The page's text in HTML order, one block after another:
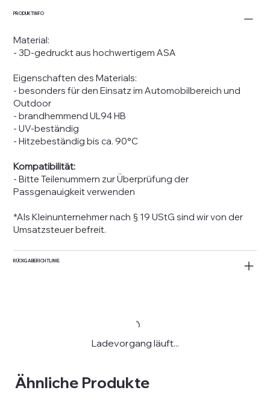
PRODUKTINFO
Material:
- 3D-gedruckt aus hochwertigem ASA
Eigenschaften des Materials:
- besonders für den Einsatz im Automobilbereich und
Outdoor
- brandhemmend UL94 HB
- UV-beständig
- Hitzebeständig bis ca. 90°C
Kompatibilität:
- Bitte Teilenummern zur Überprüfung der
Passgenauigkeit verwenden
*Als Kleinunternehmer nach § 19 UStG sind wir von der
Umsatzsteuer befreit.
RÜCKGABERICHTLINIE
Ladevorgang läuft...
Ähnliche Produkte